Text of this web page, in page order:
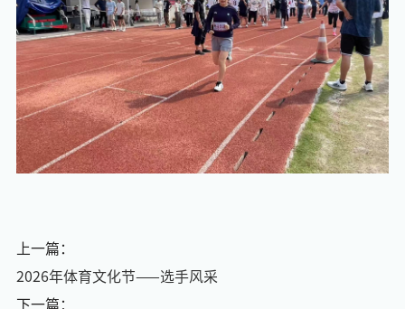
上一篇：
2026年体育文化节——选手风采
下一篇：